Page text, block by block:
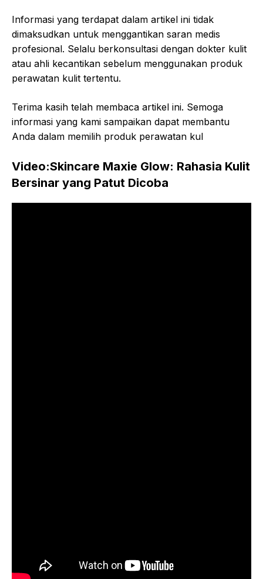
Informasi yang terdapat dalam artikel ini tidak
dimaksudkan untuk menggantikan saran medis
profesional. Selalu berkonsultasi dengan dokter kulit
atau ahli kecantikan sebelum menggunakan produk
perawatan kulit tertentu.
Terima kasih telah membaca artikel ini. Semoga
informasi yang kami sampaikan dapat membantu
Anda dalam memilih produk perawatan kul
Video:Skincare Maxie Glow: Rahasia Kulit
Bersinar yang Patut Dicoba